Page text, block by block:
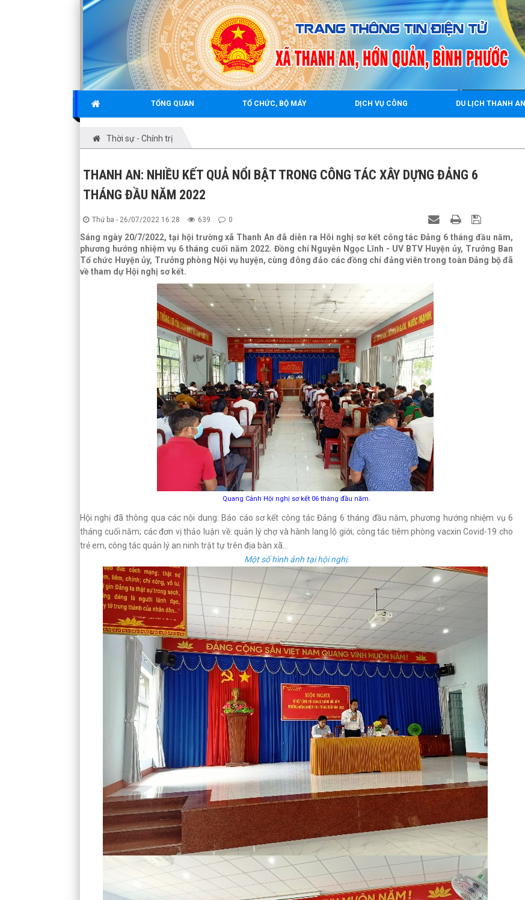
2
TỔNG QUAN TỔ CHỨC, BỘ MÁY DỊCH VỤ CÔNG DU LỊCH THANH AN
Thời sự - Chính trị
THANH AN: NHIỀU KẾT QUẢ NỔI BẬT TRONG CÔNG TÁC XÂY DỰNG ĐẢNG 6
THÁNG ĐẦU NĂM 2022
Thứ ba - 26/07/2022 16:28 639 0
Sáng ngày 20/7/2022, tại hội trường xã Thanh An đã diễn ra Hôi nghị sơ kết công tác Đảng 6 tháng đầu năm,
phương hướng nhiệm vụ 6 tháng cuối năm 2022. Đồng chí Nguyễn Ngọc Lĩnh - UV BTV Huyện ủy, Trưởng Ban
Tổ chức Huyện ủy, Trưởng phòng Nội vụ huyện, cùng đông đảo các đồng chí đảng viên trong toàn Đảng bộ đã
về tham dự Hội nghị sơ kết.
Quang Cảnh Hội nghị sơ kết 06 tháng đầu năm.
Hội nghị đã thông qua các nội dung: Báo cáo sơ kết công tác Đảng 6 tháng đầu năm, phương hướng nhiệm vụ 6
tháng cuối năm; các đơn vị thảo luận về: quản lý chợ và hành lang lộ giới; công tác tiêm phòng vacxin Covid-19 cho
trẻ em, công tác quản lý an ninh trật tự trên địa bàn xã…
Một số hình ảnh tại hội nghị.